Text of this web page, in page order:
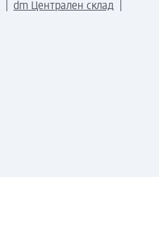
dm Централен склад